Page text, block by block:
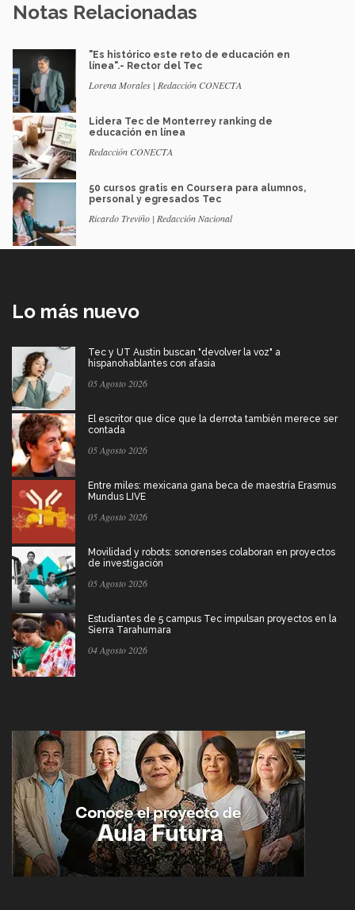
Notas Relacionadas
"Es histórico este reto de educación en
línea".- Rector del Tec
Lorena Morales | Redacción CONECTA
Lidera Tec de Monterrey ranking de
educación en línea
Redacción CONECTA
50 cursos gratis en Coursera para alumnos,
personal y egresados Tec
Ricardo Treviño | Redacción Nacional
Lo más nuevo
Tec y UT Austin buscan "devolver la voz" a
hispanohablantes con afasia
05 Agosto 2026
El escritor que dice que la derrota también merece ser
contada
05 Agosto 2026
Entre miles: mexicana gana beca de maestría Erasmus
Mundus LIVE
05 Agosto 2026
Movilidad y robots: sonorenses colaboran en proyectos
de investigación
05 Agosto 2026
Estudiantes de 5 campus Tec impulsan proyectos en la
Sierra Tarahumara
04 Agosto 2026